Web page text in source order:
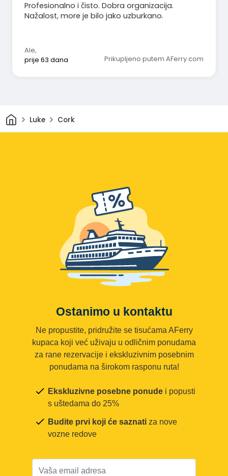
Profesionalno i čisto. Dobra organizacija.
Nažalost, more je bilo jako uzburkano.
Ale,
prije 63 dana
Prikupljeno putem AFerry.com
DomLuke Cork
Ostanimo u kontaktu
Ne propustite, pridružite se tisućama AFerry
kupaca koji već uživaju u odličnim ponudama
za rane rezervacije i ekskluzivnim posebnim
ponudama na širokom rasponu ruta!
Ekskluzivne posebne ponude i popusti
s uštedama do 25%
Budite prvi koji će saznati za nove
vozne redove